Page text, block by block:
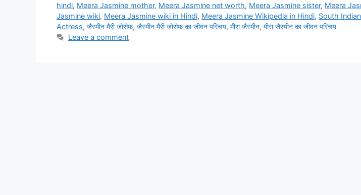
hindi, Meera Jasmine mother, Meera Jasmine net worth, Meera Jasmine sister, Meera
Jasmine wiki, Meera Jasmine wiki in Hindi, Meera Jasmine Wikipedia in Hindi, South Indian
Actress, जैस्मीन मैरी जोसेफ, जैस्मीन मैरी जोसेफ का जीवन परिचय, मीरा जैस्मीन, मीरा जैस्मीन का जीवन परिचय
Leave a comment